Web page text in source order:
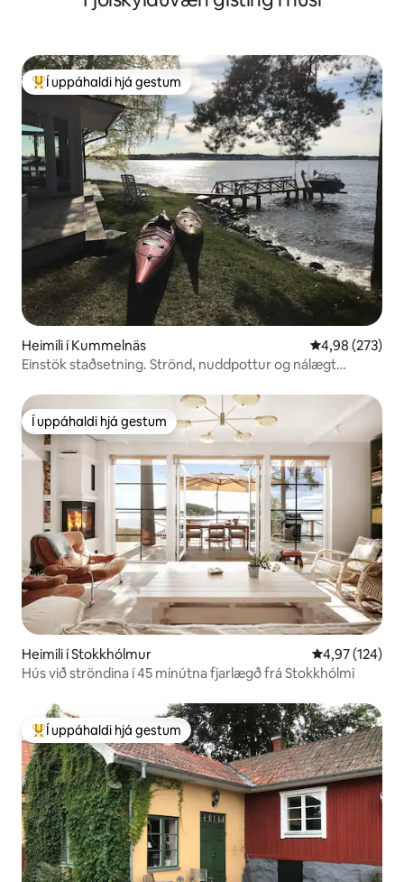
Í mestu uppáhaldi hjá gestum
Í uppáhaldi hjá gestum
Heimili í Kummelnäs 4,98 af 5 í
4,98 (273)
Einstök staðsetning. Strönd, nuddpottur og nálægt
Í uppáhaldi hjá gestum
Í uppáhaldi hjá gestum
Heimili í Stokkhólmur 4,97 af 5 í
4,97 (124)
Hús við ströndina í 45 mínútna fjarlægð frá Stokkhólmi
Í mestu uppáhaldi hjá gestum
Í uppáhaldi hjá gestum